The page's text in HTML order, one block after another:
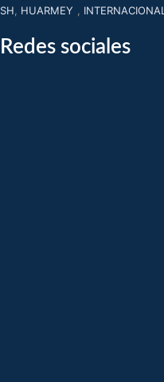
HUARMEY INTERNACIONAL
Redes sociales